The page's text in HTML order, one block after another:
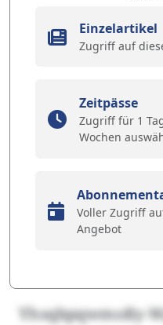
Einzelartikel
Zugriff auf
Zeitpässe
Zugriff für 1
Wochen
Voller Zugriff
Angebot
Yhsqbpqwmoßy-